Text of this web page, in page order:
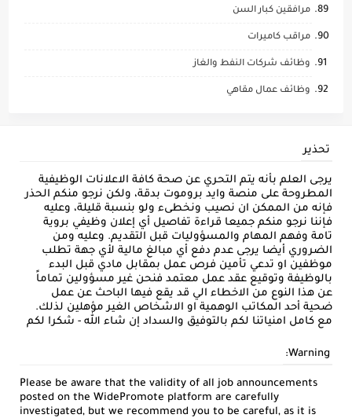
مرافقين كبار السن
مراقب كاميرات
وظائف شركات النفط والغاز
وظائف عمال مقاهي
تحذير
يرجى العلم بأنه يتم التحري عن صحة كافة الاعلانات الوظيفية
المطروحة على منصة وايد بروموت بدقة، ولكن نرجو منكم الحذر
فإنه من الممكن ان نصيب ونخطىء ولو بنسبة قليلة، وعليه
فإننا نرجو منكم جميعا قراءة تفاصيل أي إعلان وظيفي بروية
تامة وفهم المهام والمسؤوليات قبل التقديم. وعليه ومن
الضروري أيضا يرجى عدم دفع أي مبالغ مالية لأي جهة تطلب
موظفين او تدعي تأمين فرص عمل بمقابل مادي قبل البدء
بالوظيفة وتوقيع عقد عمل معتمد فنحن غير مسؤولين تماماً
عن هذا النوع من الاخطاء الي قد يقع فيها الباحث عن عمل
ضحية أحد المكاتب الوهمية او الاشخاص الغير مؤهلين لذلك.
مع كامل امنياتنا لكم بالتوفيق والسداد إن شاء الله - شكرا لكم
Warning:
Please be aware that the validity of all job announcements
posted on the WidePromote platform are carefully
investigated, but we recommend you to be careful, as it is